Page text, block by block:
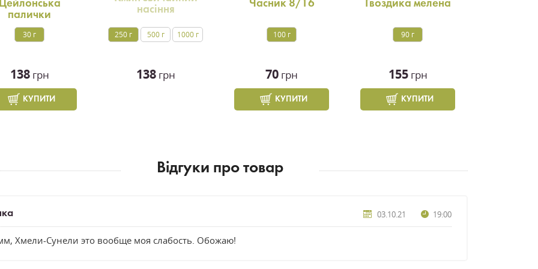
палички
30 г
138 грн
КУПИТИ
насіння
250 г 500 г 1000 г
138 грн
Часник 8/16
100 г
70 грн
КУПИТИ
Гвоздика мелена
90 г
155 грн
КУПИТИ
Вiдгуки про товар
03.10.21 19:00
Хмели-Сунели это вообще моя слабость. Обожаю!